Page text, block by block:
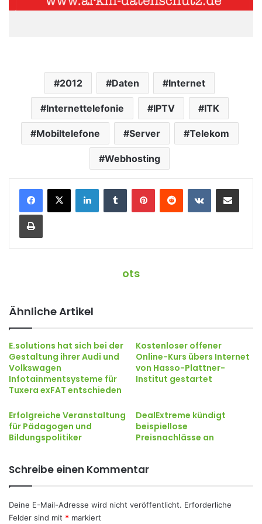
2012 Daten Internet
Internettelefonie IPTV ITK
Mobiltelefone Server Telekom
Webhosting
ots
Ähnliche Artikel
E.solutions hat sich bei der
Gestaltung ihrer Audi und
Volkswagen
Infotainmentsysteme für
Tuxera exFAT entschieden
Kostenloser offener
Online-Kurs übers Internet
von Hasso-Plattner-
Institut gestartet
Erfolgreiche Veranstaltung
für Pädagogen und
Bildungspolitiker
DealExtreme kündigt
beispiellose
Preisnachlässe an
Schreibe einen Kommentar
Deine E-Mail-Adresse wird nicht veröffentlicht. Erforderliche
Felder sind mit * markiert